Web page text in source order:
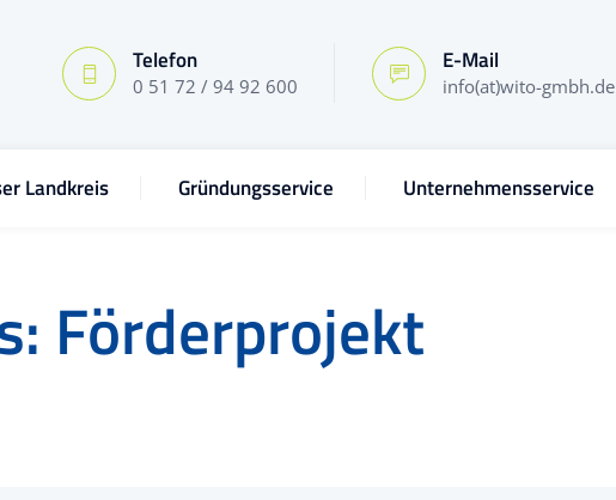
Telefon
0 51 72 / 94 92 600
E-Mail
info(at)wito-gmbh.de
Landkreis Gründungsservice Unternehmensservice
Förderprojekt